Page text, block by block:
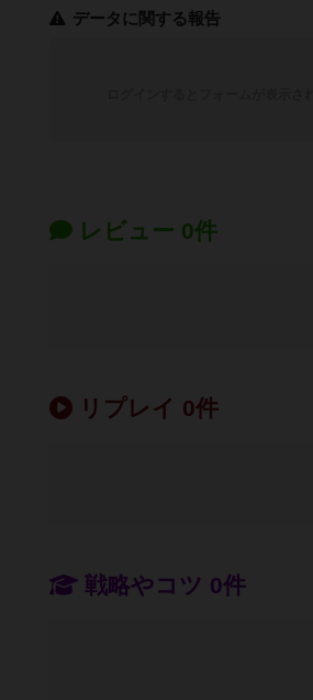
データに関する報告
レビュー 0件
リプレイ 0件
戦略やコツ 0件